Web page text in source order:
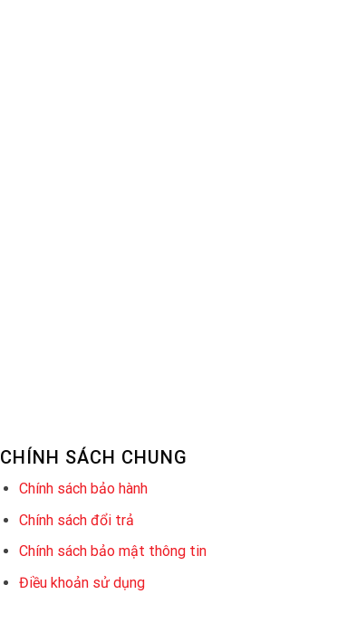
CHÍNH SÁCH CHUNG
Chính sách bảo hành
Chính sách đổi trả
Chính sách bảo mật thông tin
Điều khoản sử dụng